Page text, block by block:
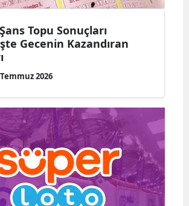
Topu Sonuçları
Gecenin Kazandıran
2026